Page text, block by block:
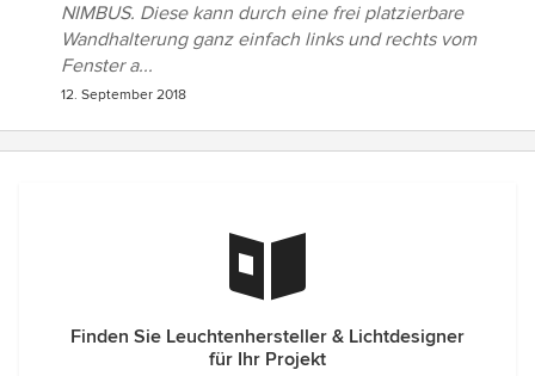
NIMBUS. Diese kann durch eine frei platzierbare
Wandhalterung ganz einfach links und rechts vom
Fenster a...
12. September 2018
Finden Sie Leuchtenhersteller & Lichtdesigner
für Ihr Projekt